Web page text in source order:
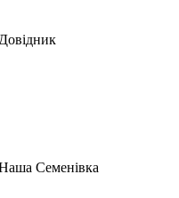
Довідник
Семенівка